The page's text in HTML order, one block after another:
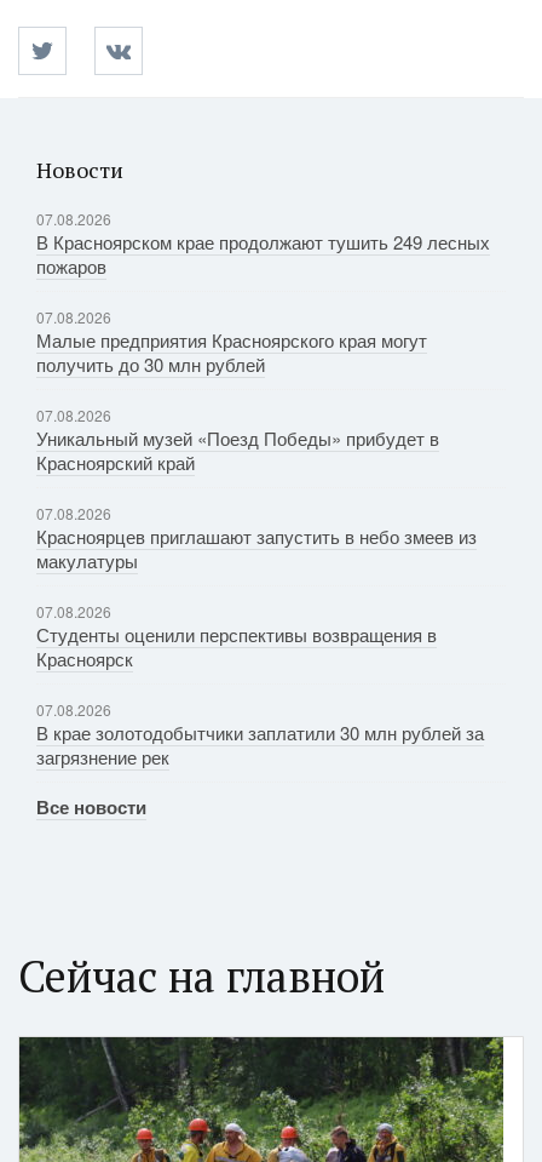
Новости
07.08.2026
В Красноярском крае продолжают тушить 249 лесных
пожаров
07.08.2026
Малые предприятия Красноярского края могут
получить до 30 млн рублей
07.08.2026
Уникальный музей «Поезд Победы» прибудет в
Красноярский край
07.08.2026
Красноярцев приглашают запустить в небо змеев из
макулатуры
07.08.2026
Студенты оценили перспективы возвращения в
Красноярск
07.08.2026
В крае золотодобытчики заплатили 30 млн рублей за
загрязнение рек
Все новости
Сейчас на главной